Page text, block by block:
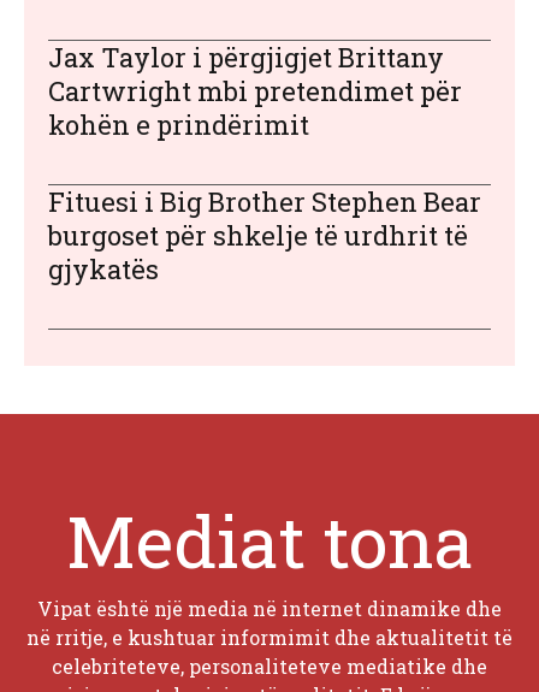
Jax Taylor i përgjigjet Brittany
Cartwright mbi pretendimet për
kohën e prindërimit
Fituesi i Big Brother Stephen Bear
burgoset për shkelje të urdhrit të
gjykatës
Mediat tona
Vipat është një media në internet dinamike dhe
në rritje, e kushtuar informimit dhe aktualitetit të
celebriteteve, personaliteteve mediatike dhe